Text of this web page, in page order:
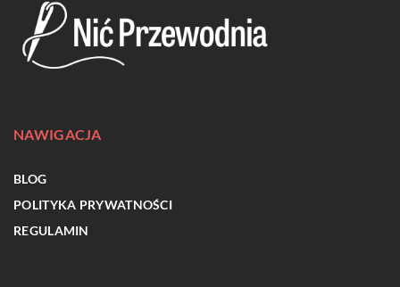
NAWIGACJA
BLOG
POLITYKA PRYWATNOŚCI
REGULAMIN